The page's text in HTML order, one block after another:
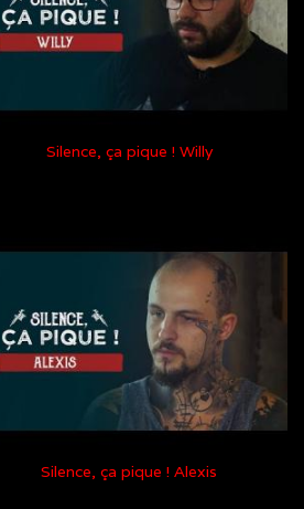
Silence, ça pique ! Willy
Silence, ça pique ! Alexis